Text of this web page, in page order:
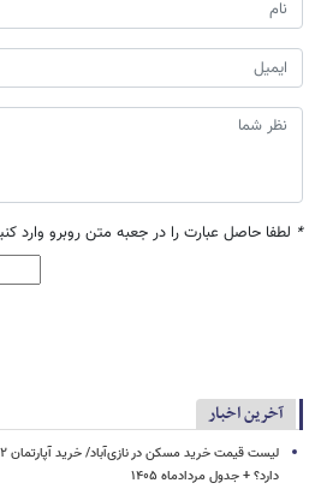
* لطفا حاصل عبارت را در جعبه متن روبرو وارد
آخرین اخبار
دارد؟ + جدول مردادماه ۱۴۰۵